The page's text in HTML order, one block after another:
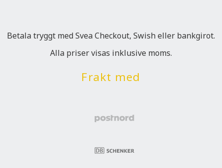
Betala tryggt med Svea Checkout, Swish eller bankgirot.
Alla priser visas inklusive moms.
Frakt med